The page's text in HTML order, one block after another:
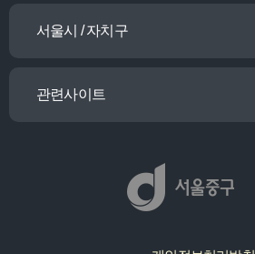
서울시 / 자치구
관련사이트